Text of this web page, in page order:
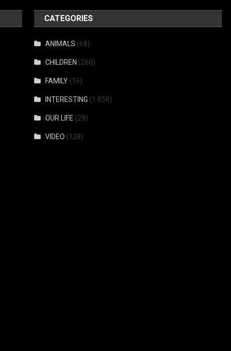
CATEGORIES
ANIMALS (68)
CHILDREN (260)
FAMILY (16)
INTERESTING (1 858)
OUR LIFE (29)
VIDEO (128)